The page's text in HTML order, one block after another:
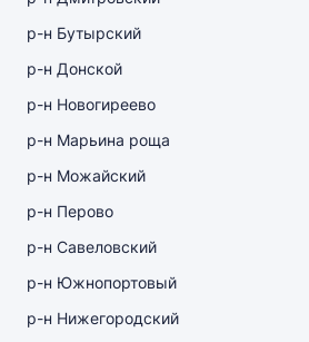
р-н Бутырский
р-н Донской
р-н Новогиреево
р-н Марьина роща
р-н Можайский
р-н Перово
р-н Савеловский
р-н Южнопортовый
р-н Нижегородский